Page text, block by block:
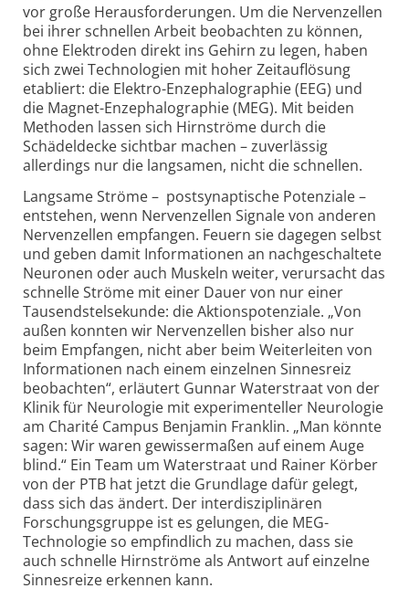
vor große Herausforderungen. Um die Nervenzellen
bei ihrer schnellen Arbeit beobachten zu können,
ohne Elektroden direkt ins Gehirn zu legen, haben
sich zwei Technologien mit hoher Zeitauflösung
etabliert: die Elektro-Enzephalo­graphie (EEG) und
die Magnet-Enzephalo­graphie (MEG). Mit beiden
Methoden lassen sich Hirnströme durch die
Schädeldecke sichtbar machen – zuverlässig
allerdings nur die langsamen, nicht die schnellen.
Langsame Ströme – postsynaptische Potenziale –
entstehen, wenn Nervenzellen Signale von anderen
Nervenzellen empfangen. Feuern sie dagegen selbst
und geben damit Informationen an nach­geschaltete
Neuronen oder auch Muskeln weiter, verursacht das
schnelle Ströme mit einer Dauer von nur einer
Tausendstel­sekunde: die Aktions­potenziale. „Von
außen konnten wir Nervenzellen bisher also nur
beim Empfangen, nicht aber beim Weiterleiten von
Informationen nach einem einzelnen Sinnesreiz
beobachten“, erläutert Gunnar Waterstraat von der
Klinik für Neurologie mit experimenteller Neurologie
am Charité Campus Benjamin Franklin. „Man könnte
sagen: Wir waren gewissermaßen auf einem Auge
blind.“ Ein Team um Waterstraat und Rainer Körber
von der PTB hat jetzt die Grundlage dafür gelegt,
dass sich das ändert. Der interdisziplinären
Forschungsgruppe ist es gelungen, die MEG-
Technologie so empfindlich zu machen, dass sie
auch schnelle Hirnströme als Antwort auf einzelne
Sinnesreize erkennen kann.